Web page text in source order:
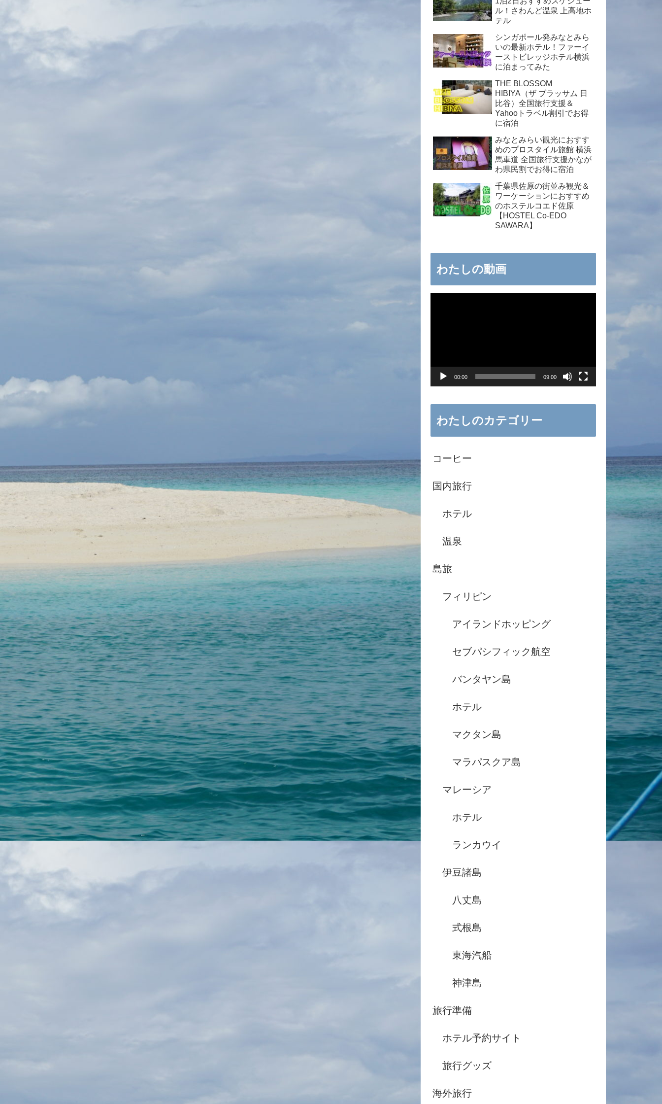
ル！さわんど温泉 上高地ホ
テル
シンガポール発みなとみら
いの最新ホテル！ファーイ
ーストビレッジホテル横浜
に泊まってみた
THE BLOSSOM
HIBIYA（ザ ブラッサム 日
比谷）全国旅行支援＆
Yahooトラベル割引でお得
に宿泊
みなとみらい観光におすす
めのプロスタイル旅館 横浜
馬車道 全国旅行支援かなが
わ県民割でお得に宿泊
千葉県佐原の街並み観光＆
ワーケーションにおすすめ
のホステルコエド佐原
【HOSTEL Co-EDO
SAWARA】
わたしの動画
ー
00:00 09:00
わたしのカテゴリー
コーヒー
国内旅行
ホテル
温泉
島旅
フィリピン
アイランドホッピング
セブパシフィック航空
バンタヤン島
ホテル
マクタン島
マラパスクア島
マレーシア
ホテル
ランカウイ
伊豆諸島
八丈島
式根島
東海汽船
神津島
旅行準備
ホテル予約サイト
旅行グッズ
海外旅行